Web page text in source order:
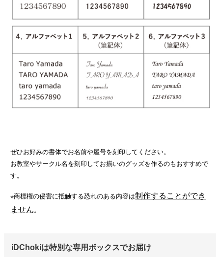
ぜひお好みの書体でお名前や屋号を刻印してください。
お教室やサークル名を刻印してお揃いのグッズを作るのもおすすめで
す。
※商標権の侵害に抵触する恐れのある内容は制作することができ
ません。
iDChokiは特別な専用ボックスでお届け